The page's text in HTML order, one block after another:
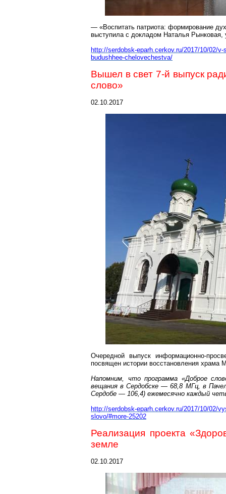
— «Воспитать патриота: формирование
выступила с докладом Наталья Рынковая,
http://serdobsk-eparh.cerkov.ru/2017/10/02/
budushhee-chelovechestva/
Вышел в свет 7-й выпуск
слово»
02.10.2017
Очередной выпуск информационно-
посвящен истории восстановления
Напомним, что программа «Доброе
вещания в Сердобске — 68,8 МГц, в
Сердобе — 106,4) ежемесячно каждый
http://serdobsk-eparh.cerkov.ru/2017/10/02/
slovo/#more-25202
Реализация проекта
земле
02.10.2017